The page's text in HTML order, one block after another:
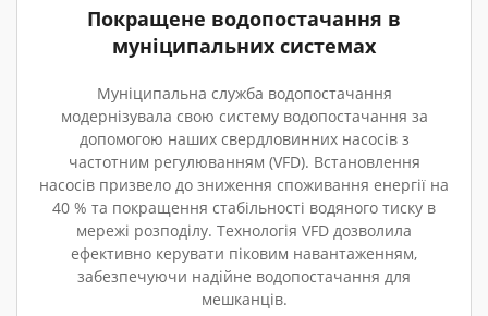
Покращене водопостачання в
муніципальних системах
Муніципальна служба водопостачання
модернізувала свою систему водопостачання за
допомогою наших свердловинних насосів з
частотним регулюванням (VFD). Встановлення
насосів призвело до зниження споживання енергії на
40 % та покращення стабільності водяного тиску в
мережі розподілу. Технологія VFD дозволила
ефективно керувати піковим навантаженням,
забезпечуючи надійне водопостачання для
мешканців.